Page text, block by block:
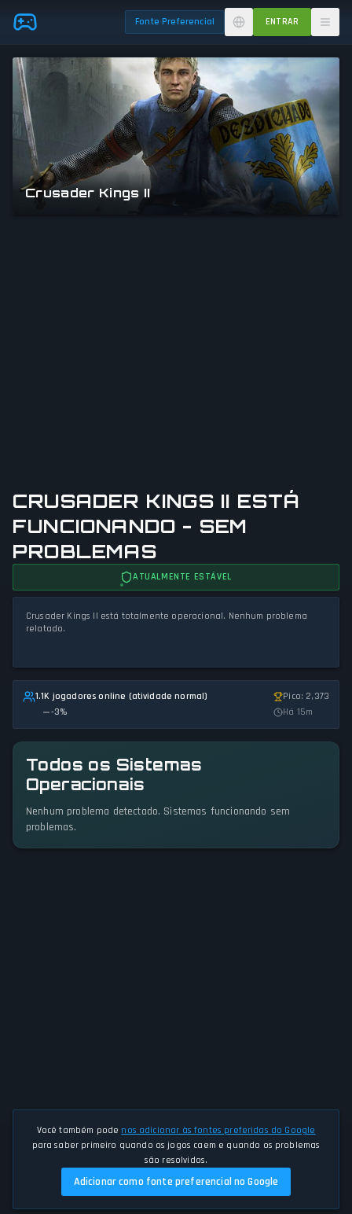
Skip to main content Fonte Preferencial ENTRAR
CRUSADER KINGS II ESTÁ
FUNCIONANDO - SEM
PROBLEMAS
ATUALMENTE ESTÁVEL
Crusader Kings II está totalmente operacional. Nenhum problema
relatado.
1.1K jogadores online (atividade normal)
-3%
Pico: 2,373
Há 15m
Todos os Sistemas
Operacionais
Nenhum problema detectado. Sistemas funcionando sem
problemas.
Você também pode nos adicionar às fontes preferidas do Google
para saber primeiro quando os jogos caem e quando os problemas
são resolvidos.
Adicionar como fonte preferencial no Google
Crusader Kings II